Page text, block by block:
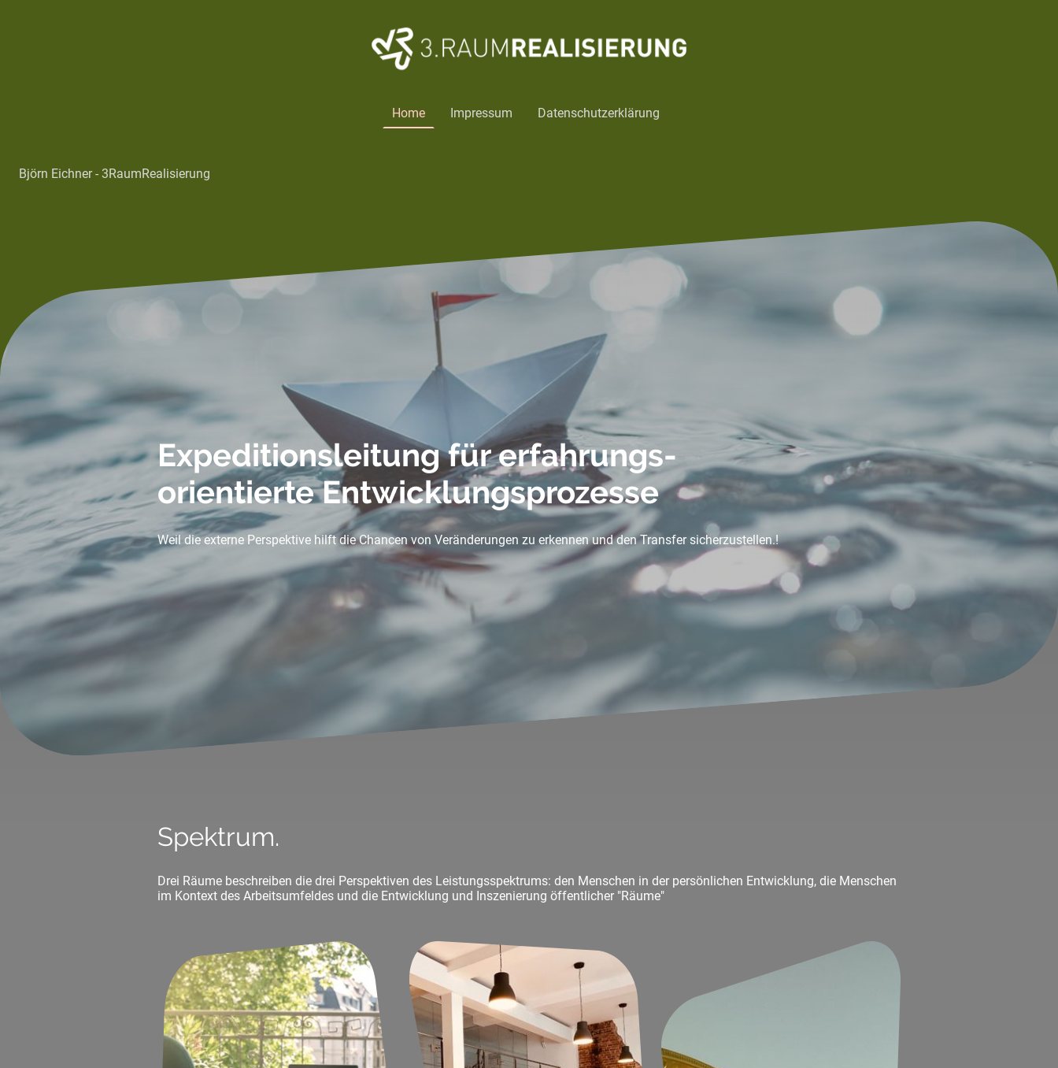
Home Impressum Datenschutzerklärung
Björn Eichner - 3RaumRealisierung
Expeditionsleitung für erfahrungs-
orientierte Entwicklungsprozesse
Weil die externe Perspektive hilft die Chancen von Veränderungen zu erkennen und den Transfer sicherzustellen.!
Spektrum.
Drei Räume beschreiben die drei Perspektiven des Leistungsspektrums: den Menschen in der persönlichen Entwicklung, die Menschen
im Kontext des Arbeitsumfeldes und die Entwicklung und Inszenierung öffentlicher "Räume"